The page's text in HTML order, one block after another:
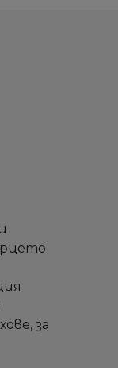
за